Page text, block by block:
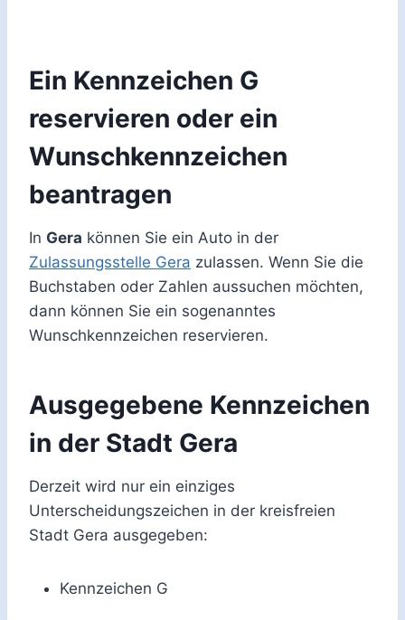
Ein Kennzeichen G
reservieren oder ein
Wunschkennzeichen
beantragen
In Gera können Sie ein Auto in der
Zulassungsstelle Gera zulassen. Wenn Sie die
Buchstaben oder Zahlen aussuchen möchten,
dann können Sie ein sogenanntes
Wunschkennzeichen reservieren.
Ausgegebene Kennzeichen
in der Stadt Gera
Derzeit wird nur ein einziges
Unterscheidungszeichen in der kreisfreien
Stadt Gera ausgegeben:
Kennzeichen G